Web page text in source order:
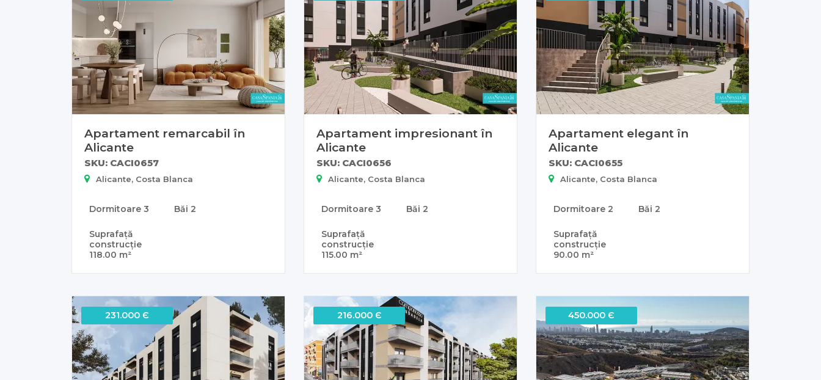
Apartament remarcabil în
Alicante
SKU: CACI0657
Alicante, Costa Blanca
Dormitoare 3 Băi 2
Suprafață
construcție
118.00 m²
Apartament impresionant în
Alicante
SKU: CACI0656
Alicante, Costa Blanca
Dormitoare 3 Băi 2
Suprafață
construcție
115.00 m²
Apartament elegant în
Alicante
SKU: CACI0655
Alicante, Costa Blanca
Dormitoare 2 Băi 2
Suprafață
construcție
90.00 m²
231.000 Є 216.000 Є 450.000 Є